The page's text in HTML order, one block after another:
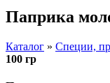
Паприка
Каталог » Специи,
100 гр